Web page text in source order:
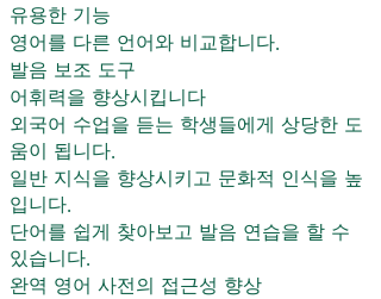
유용한 기능
영어를 다른 언어와 비교합니다.
발음 보조 도구
어휘력을 향상시킵니다
외국어 수업을 듣는 학생들에게 상당한 도
움이 됩니다.
일반 지식을 향상시키고 문화적 인식을 높
입니다.
단어를 쉽게 찾아보고 발음 연습을 할 수
있습니다.
완역 영어 사전의 접근성 향상